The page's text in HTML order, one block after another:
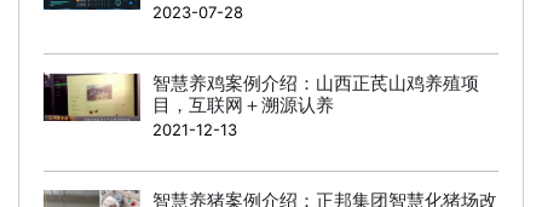
2023-07-28
智慧养鸡案例介绍：山西正芪山鸡养殖项
目，互联网＋溯源认养
2021-12-13
智慧养猪案例介绍：正邦集团智慧化猪场改